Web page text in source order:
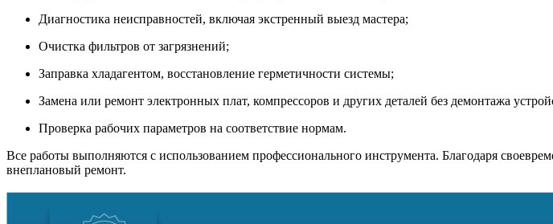
Диагностика неисправностей, включая экстренный выезд мастера;
Очистка фильтров от загрязнений;
Заправка хладагентом, восстановление герметичности системы;
Замена или ремонт электронных плат, компрессоров и других деталей без демонтажа
Проверка рабочих параметров на соответствие нормам.
Все работы выполняются с использованием профессионального инструмента. Благодаря
внеплановый ремонт.